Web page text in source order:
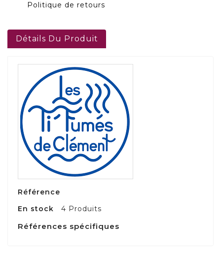
Politique de retours
Détails Du Produit
Référence
En stock
4 Produits
Références spécifiques